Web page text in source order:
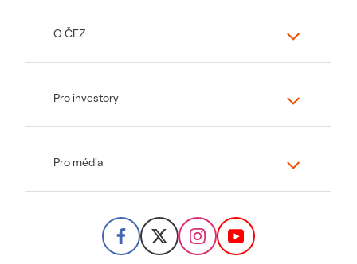
O ČEZ
Pro investory
Pro média